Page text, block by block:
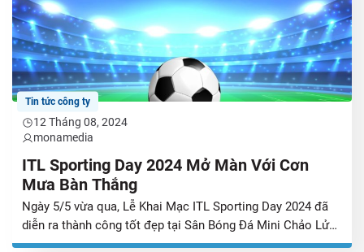
Tin tức công ty
12 Tháng 08, 2024
monamedia
ITL Sporting Day 2024 Mở Màn Với Cơn
Mưa Bàn Thắng
Ngày 5/5 vừa qua, Lễ Khai Mạc ITL Sporting Day 2024 đã
diễn ra thành công tốt đẹp tại Sân Bóng Đá Mini Chảo Lửa
với sự tham gia của các thành viên Ban giám đốc Tập đoàn